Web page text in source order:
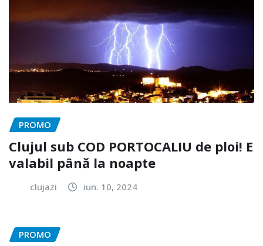
PROMO
Clujul sub COD PORTOCALIU de ploi! E
valabil până la noapte
clujazi iun. 10, 2024
PROMO